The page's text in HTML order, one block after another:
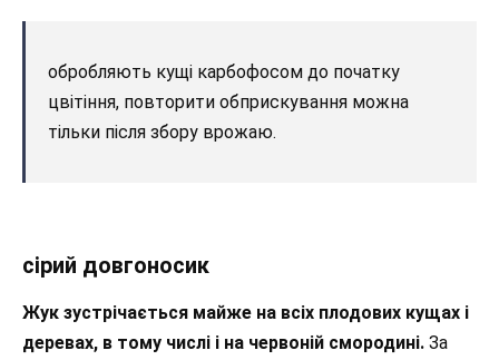
обробляють кущі карбофосом до початку
цвітіння, повторити обприскування можна
тільки після збору врожаю.
сірий довгоносик
Жук зустрічається майже на всіх плодових кущах і
деревах, в тому числі і на червоній смородині. За